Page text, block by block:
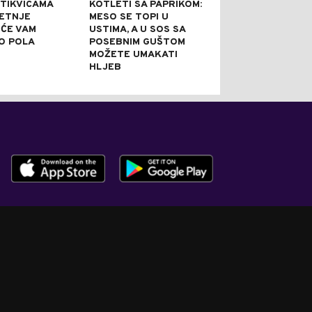
VAM
POLA
KOTLETI SA PAPRIKOM:
MESO SE TOPI U
USTIMA, A U SOS SA
POSEBNIM GUŠTOM
MOŽETE UMAKATI
HLJEB